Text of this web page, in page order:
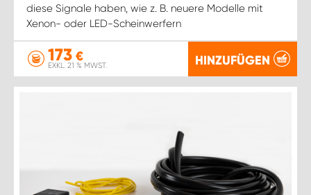
diese Signale haben, wie z. B. neuere Modelle mit
Xenon- oder LED-Scheinwerfern
173 €
EXKL. 21 % MWST. HINZUFÜGEN